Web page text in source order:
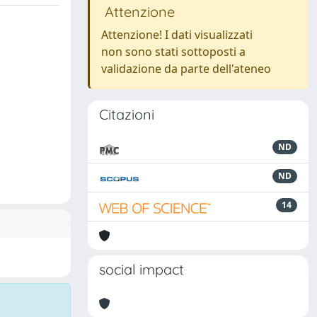
Attenzione
Attenzione! I dati visualizzati
non sono stati sottoposti a
validazione da parte dell'ateneo
Citazioni
ND
ND
14
social impact